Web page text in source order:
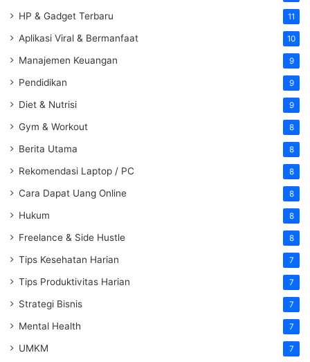
HP & Gadget Terbaru 11
Aplikasi Viral & Bermanfaat 10
Manajemen Keuangan 9
Pendidikan 9
Diet & Nutrisi 9
Gym & Workout 8
Berita Utama 8
Rekomendasi Laptop / PC 8
Cara Dapat Uang Online 8
Hukum 8
Freelance & Side Hustle 8
Tips Kesehatan Harian 7
Tips Produktivitas Harian 7
Strategi Bisnis 7
Mental Health 7
UMKM 7